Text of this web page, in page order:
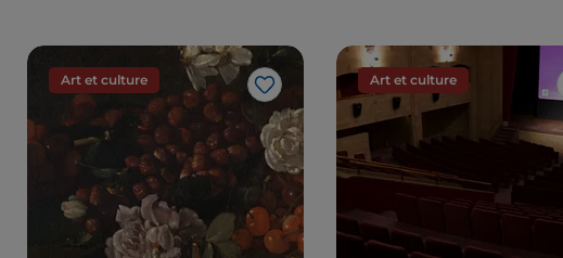
Art et culture
J’aime
Art et culture